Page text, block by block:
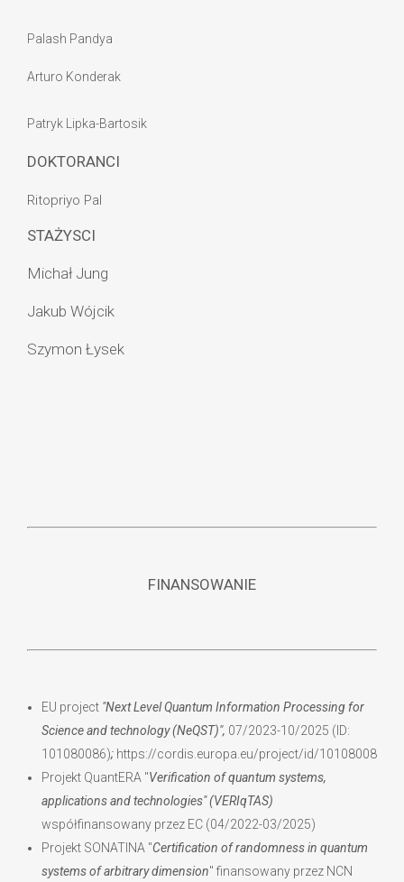
Palash Pandya
Arturo Konderak
Patryk Lipka-Bartosik
DOKTORANCI
Ritopriyo Pal
STAŻYSCI
Michał Jung
Jakub Wójcik
Szymon Łysek
FINANSOWANIE
EU project "Next Level Quantum Information Processing for
Science and technology (NeQST)", 07/2023-10/2025 (ID:
101080086); https://cordis.europa.eu/project/id/101080086.
Projekt QuantERA "Verification of quantum systems,
applications and technologies" (VERIqTAS)
współfinansowany przez EC (04/2022-03/2025)
Projekt SONATINA "Certification of randomness in quantum
systems of arbitrary dimension" finansowany przez NCN